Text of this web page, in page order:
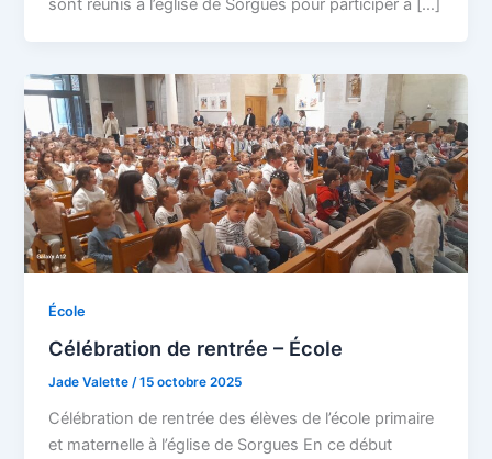
sont réunis à l’église de Sorgues pour participer à […]
École
Célébration de rentrée – École
Jade Valette/15 octobre 2025
Célébration de rentrée des élèves de l’école primaire
et maternelle à l’église de Sorgues En ce début